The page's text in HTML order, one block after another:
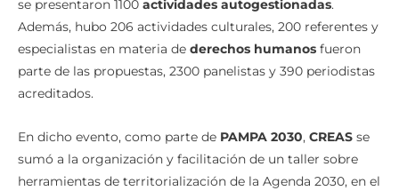
se presentaron 1100 actividades autogestionadas.
Además, hubo 206 actividades culturales, 200 referentes y
especialistas en materia de derechos humanos fueron
parte de las propuestas, 2300 panelistas y 390 periodistas
acreditados.
En dicho evento, como parte de PAMPA 2030, CREAS se
sumó a la organización y facilitación de un taller sobre
herramientas de territorialización de la Agenda 2030, en el